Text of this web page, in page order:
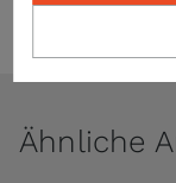
Ähnliche